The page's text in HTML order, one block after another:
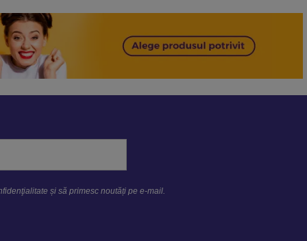
și să primesc noutăți pe e-mail.